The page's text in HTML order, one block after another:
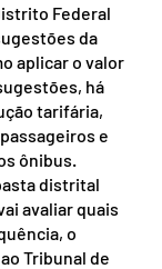
Federal
da
aplicar o valor
há
tarifária,
e
ônibus.
distrital
avaliar quais
o
Tribunal de